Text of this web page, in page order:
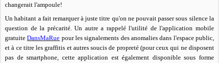
changerait l'ampoule!
Un habitant a fait remarquer à juste titre qu'on ne pouvait passer sous silence la
question de la précarité.Un autre a rappelé l'utilité de l'application mobile
gratuite DansMaRue pour les signalements des anomalies dans l'espace public,
et à ce titre les graffitis et autres soucis de propreté (pour ceux qui ne disposent
pas de smartphone, cette application est également disponible sous forme